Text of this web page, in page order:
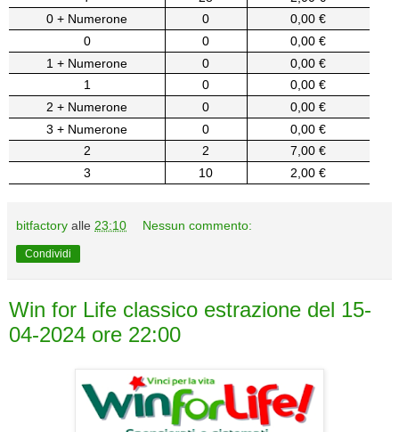
0 + Numerone
0
0,00 €
0
0
0,00 €
1 + Numerone
0
0,00 €
1
0
0,00 €
2 + Numerone
0
0,00 €
3 + Numerone
0
0,00 €
2
2
7,00 €
3
10 2,00 €
bitfactory alle 23:10 Nessun commento:
Condividi
Win for Life classico estrazione del 15-
04-2024 ore 22:00